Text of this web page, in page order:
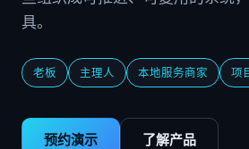
具。
老板 主理人 本地服务商家 项
预约演示 了解产品